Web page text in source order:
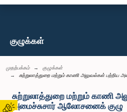
குழுக்கள்
முதற்பக்கம்
குழுக்கள்
சுற்றுலாத்துறை மற்றும் காணி அலுவல்கள் பற்றிய
சுற்றுலாத்துறை மற்றும் காணி
அமைச்சுசார் ஆலோசனைக் குழு